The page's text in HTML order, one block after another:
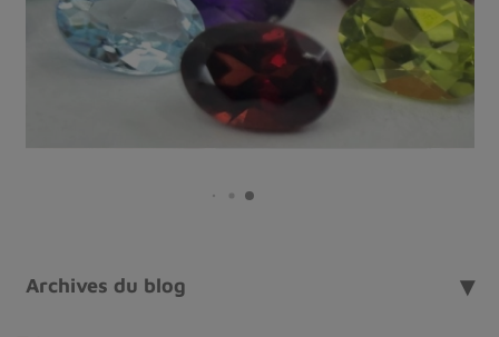
énergie douce et réconfortante
dans son quotidien,
tout en affirmant une sensibilité esthétique tournée vers
le bien-être et la sérénité. Une pierre qui apaise le cœur,
illumine l’esprit et sublime le style.
Archives du blog